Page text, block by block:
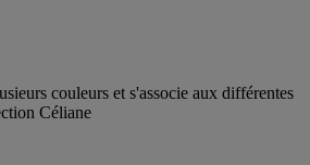
couleurs et s'associe aux différentes
Céliane